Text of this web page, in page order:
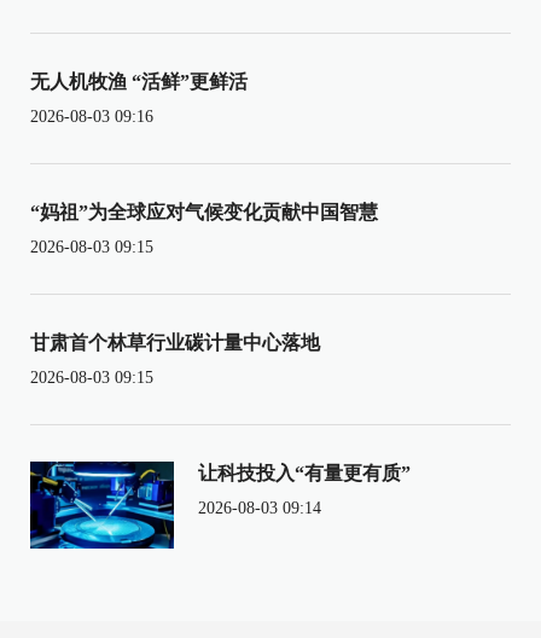
无人机牧渔 “活鲜”更鲜活
2026-08-03 09:16
“妈祖”为全球应对气候变化贡献中国智慧
2026-08-03 09:15
甘肃首个林草行业碳计量中心落地
2026-08-03 09:15
让科技投入“有量更有质”
2026-08-03 09:14